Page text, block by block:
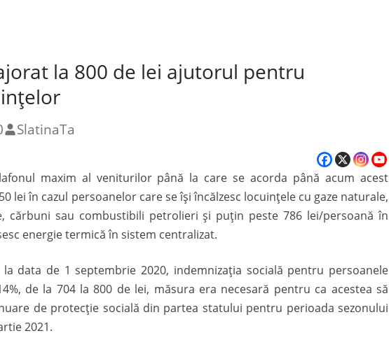
la 800 de lei ajutorul pentru
SlatinaTa
maxim al veniturilor până la care se acorda până acum acest
lei în cazul persoanelor care se îşi încălzesc locuinţele cu gaze naturale,
cărbuni sau combustibili petrolieri şi puţin peste 786 lei/persoană în
energie termică în sistem centralizat.
data de 1 septembrie 2020, indemnizaţia socială pentru persoanele
de la 704 la 800 de lei, măsura era necesară pentru ca acestea să
de protecţie socială din partea statului pentru perioada sezonului
2021.